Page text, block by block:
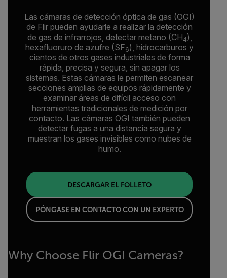
Las cámaras de detección óptica de gas (OGI)
de Flir pueden ayudarle a realizar la detección
de gas de infrarrojos, detectar metano (CH4),
hexafluoruro de azufre (SF6), hidrocarburos y
cientos de otros gases industriales de forma
rápida, precisa y segura, sin apagar los
sistemas. Estas cámaras le permiten escanear
secciones amplias de equipos rápidamente y
examinar áreas de difícil acceso con
herramientas tradicionales de medición por
contacto. Las cámaras OGI también pueden
detectar fugas a una distancia segura y
muestran los gases invisibles como nubes de
humo.
DESCARGAR EL FOLLETO
PÓNGASE EN CONTACTO CON UN EXPERTO
Why Choose Flir OGI Cameras?